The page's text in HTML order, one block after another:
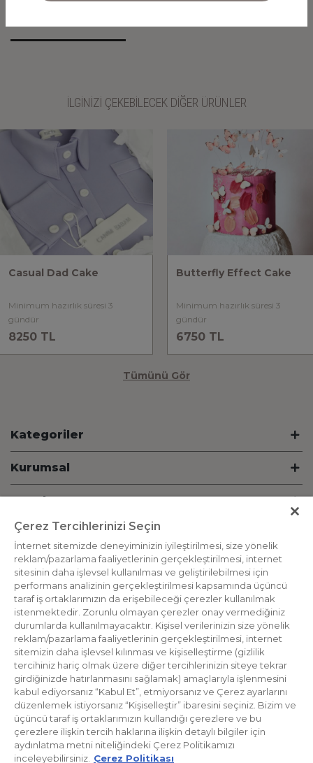
İLGİNİZİ ÇEKEBİLECEK DİĞER ÜRÜNLER
Casual Dad Cake
Minimum hazırlık süresi 3
gündür
8250 TL
Butterfly Effect Cake
Minimum hazırlık süresi 3
gündür
6750 TL
Tümünü Gör
Kategoriler
Kurumsal
Hesabım
Bilgi
İletişim
Destek Hattı
Bizden Haberdar Olun
Çerez Tercihlerinizi Seçin
İnternet sitemizde deneyiminizin iyileştirilmesi, size yönelik
reklam/pazarlama faaliyetlerinin gerçekleştirilmesi, internet
sitesinin daha işlevsel kullanılması ve geliştirilebilmesi için
performans analizinin gerçekleştirilmesi kapsamında üçüncü
taraf iş ortaklarımızın da erişebileceği çerezler kullanılmak
istenmektedir. Zorunlu olmayan çerezler onay vermediğiniz
durumlarda kullanılmayacaktır. Kişisel verilerinizin size yönelik
reklam/pazarlama faaliyetlerinin gerçekleştirilmesi, internet
sitemizin daha işlevsel kılınması ve kişiselleştirme (gizlilik
tercihiniz hariç olmak üzere diğer tercihlerinizin siteye tekrar
girdiğinizde hatırlanmasını sağlamak) amaçlarıyla işlenmesini
kabul ediyorsanız “Kabul Et”, etmiyorsanız ve Çerez ayarlarını
düzenlemek istiyorsanız “Kişiselleştir” ibaresini seçiniz. Bizim ve
üçüncü taraf iş ortaklarımızın kullandığı çerezlere ve bu
çerezlere ilişkin tercih haklarına ilişkin detaylı bilgiler için
aydınlatma metni niteliğindeki Çerez Politikamızı
inceleyebilirsiniz. Çerez Politikası